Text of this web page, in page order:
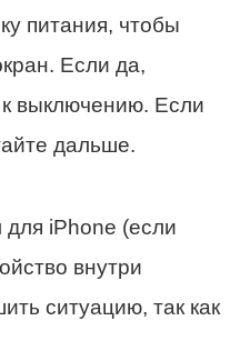
питания, чтобы
Если да,
выключению. Если
дальше.
iPhone (если
внутри
ситуацию, так как